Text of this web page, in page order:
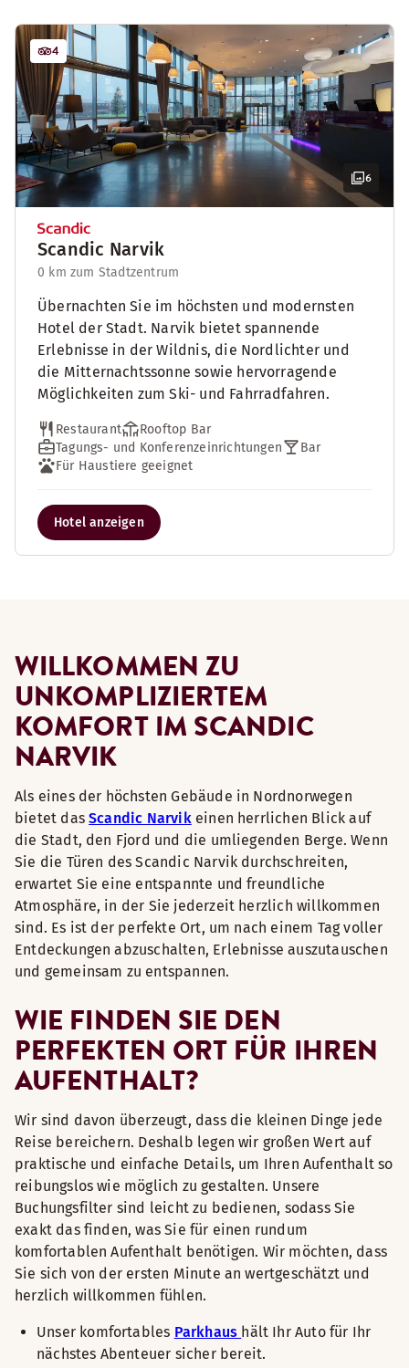
6
4
Scandic Narvik
0 km zum Stadtzentrum
Übernachten Sie im höchsten und modernsten
Hotel der Stadt. Narvik bietet spannende
Erlebnisse in der Wildnis, die Nordlichter und
die Mitternachtssonne sowie hervorragende
Möglichkeiten zum Ski- und Fahrradfahren.
Restaurant
Rooftop Bar
Tagungs- und Konferenzeinrichtungen
Bar
Für Haustiere geeignet
Hotel anzeigen
WILLKOMMEN ZU
UNKOMPLIZIERTEM
KOMFORT IM SCANDIC
NARVIK
Als eines der höchsten Gebäude in Nordnorwegen
bietet dasScandic Narvikeinen herrlichen Blick auf
die Stadt, den Fjord und die umliegenden Berge. Wenn
Sie die Türen des Scandic Narvik durchschreiten,
erwartet Sie eine entspannte und freundliche
Atmosphäre, in der Sie jederzeit herzlich willkommen
sind. Es ist der perfekte Ort, um nach einem Tag voller
Entdeckungen abzuschalten, Erlebnisse auszutauschen
und gemeinsam zu entspannen.
WIE FINDEN SIE DEN
PERFEKTEN ORT FÜR IHREN
AUFENTHALT?
Wir sind davon überzeugt, dass die kleinen Dinge jede
Reise bereichern. Deshalb legen wir großen Wert auf
praktische und einfache Details, um Ihren Aufenthalt so
reibungslos wie möglich zu gestalten. Unsere
Buchungsfilter sind leicht zu bedienen, sodass Sie
exakt das finden, was Sie für einen rundum
komfortablen Aufenthalt benötigen. Wir möchten, dass
Sie sich von der ersten Minute an wertgeschätzt und
herzlich willkommen fühlen.
Unser komfortables Parkhaus hält Ihr Auto für Ihr
nächstes Abenteuer sicher bereit.